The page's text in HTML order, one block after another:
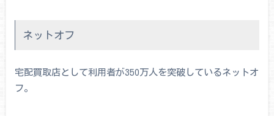
ネットオフ
宅配買取店として利用者が350万人を突破しているネットオ
フ。